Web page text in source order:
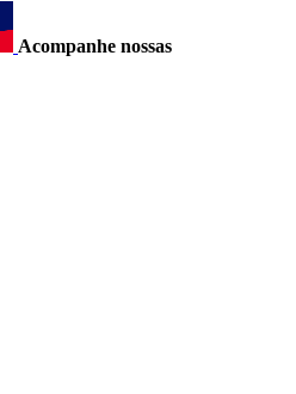
Acompanhe nossas